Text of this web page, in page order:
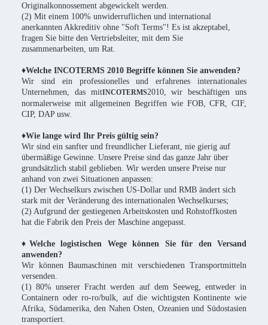
Originalkonnossement abgewickelt werden.
(2) Mit einem 100% unwiderruflichen und international
anerkannten Akkreditiv ohne "Soft Terms"! Es ist akzeptabel,
fragen Sie bitte den Vertriebsleiter, mit dem Sie
zusammenarbeiten, um Rat.
♦Welche INCOTERMS 2010 Begriffe können Sie anwenden?
Wir sind ein professionelles und erfahrenes internationales
Unternehmen, das mitINCOTERMS2010, wir beschäftigen uns
normalerweise mit allgemeinen Begriffen wie FOB, CFR, CIF,
CIP, DAP usw.
♦Wie lange wird Ihr Preis gültig sein?
Wir sind ein sanfter und freundlicher Lieferant, nie gierig auf
übermäßige Gewinne. Unsere Preise sind das ganze Jahr über
grundsätzlich stabil geblieben. Wir werden unsere Preise nur
anhand von zwei Situationen anpassen:
(1) Der Wechselkurs zwischen US-Dollar und RMB ändert sich
stark mit der Veränderung des internationalen Wechselkurses;
(2) Aufgrund der gestiegenen Arbeitskosten und Rohstoffkosten
hat die Fabrik den Preis der Maschine angepasst.
♦Welche logistischen Wege können Sie für den Versand
anwenden?
Wir können Baumaschinen mit verschiedenen Transportmitteln
versenden.
(1) 80% unserer Fracht werden auf dem Seeweg, entweder in
Containern oder ro-ro/bulk, auf die wichtigsten Kontinente wie
Afrika, Südamerika, den Nahen Osten, Ozeanien und Südostasien
transportiert.